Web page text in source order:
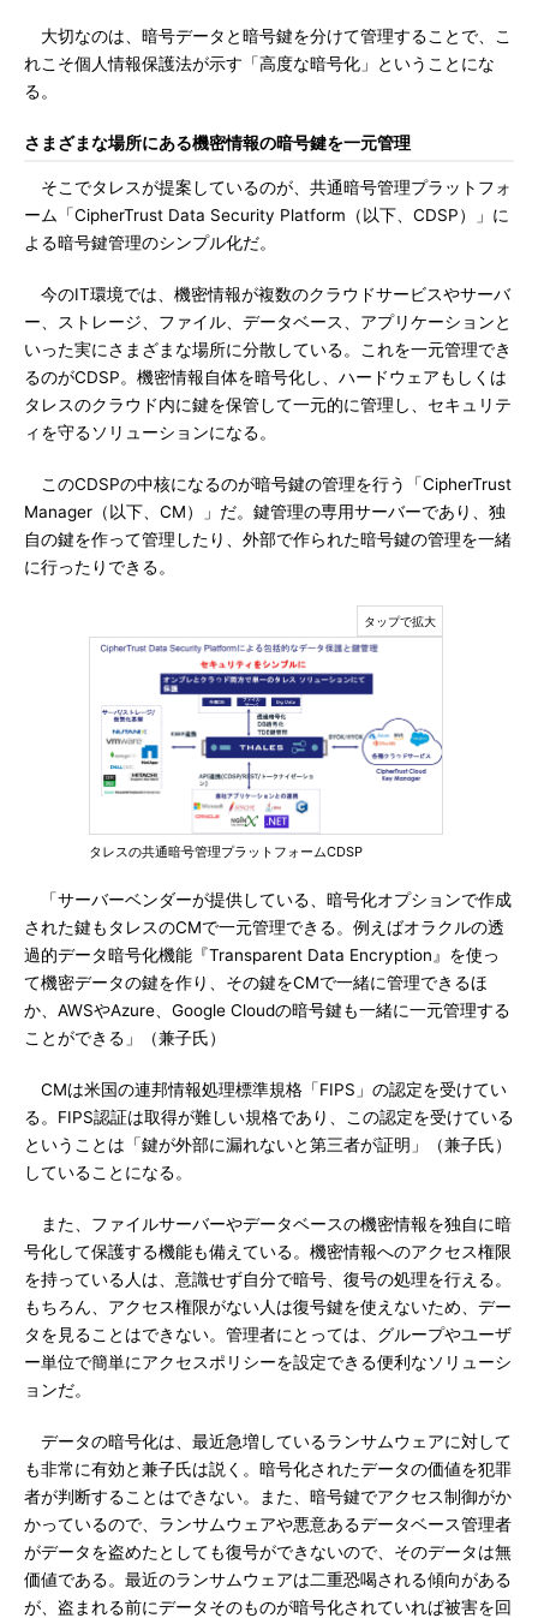
大切なのは、暗号データと暗号鍵を分けて管理することで、こ
れこそ個人情報保護法が示す「高度な暗号化」ということにな
る。
さまざまな場所にある機密情報の暗号鍵を一元管理
そこでタレスが提案しているのが、共通暗号管理プラットフォ
ーム「CipherTrust Data Security Platform（以下、CDSP）」に
よる暗号鍵管理のシンプル化だ。
今のIT環境では、機密情報が複数のクラウドサービスやサーバ
ー、ストレージ、ファイル、データベース、アプリケーションと
いった実にさまざまな場所に分散している。これを一元管理でき
るのがCDSP。機密情報自体を暗号化し、ハードウェアもしくは
タレスのクラウド内に鍵を保管して一元的に管理し、セキュリテ
ィを守るソリューションになる。
このCDSPの中核になるのが暗号鍵の管理を行う「CipherTrust
Manager（以下、CM）」だ。鍵管理の専用サーバーであり、独
自の鍵を作って管理したり、外部で作られた暗号鍵の管理を一緒
に行ったりできる。
タレスの共通暗号管理プラットフォームCDSP
「サーバーベンダーが提供している、暗号化オプションで作成
された鍵もタレスのCMで一元管理できる。例えばオラクルの透
過的データ暗号化機能『Transparent Data Encryption』を使っ
て機密データの鍵を作り、その鍵をCMで一緒に管理できるほ
か、AWSやAzure、Google Cloudの暗号鍵も一緒に一元管理する
ことができる」（兼子氏）
CMは米国の連邦情報処理標準規格「FIPS」の認定を受けてい
る。FIPS認証は取得が難しい規格であり、この認定を受けている
ということは「鍵が外部に漏れないと第三者が証明」（兼子氏）
していることになる。
また、ファイルサーバーやデータベースの機密情報を独自に暗
号化して保護する機能も備えている。機密情報へのアクセス権限
を持っている人は、意識せず自分で暗号、復号の処理を行える。
もちろん、アクセス権限がない人は復号鍵を使えないため、デー
タを見ることはできない。管理者にとっては、グループやユーザ
ー単位で簡単にアクセスポリシーを設定できる便利なソリューシ
ョンだ。
データの暗号化は、最近急増しているランサムウェアに対して
も非常に有効と兼子氏は説く。暗号化されたデータの価値を犯罪
者が判断することはできない。また、暗号鍵でアクセス制御がか
かっているので、ランサムウェアや悪意あるデータベース管理者
がデータを盗めたとしても復号ができないので、そのデータは無
価値である。最近のランサムウェアは二重恐喝される傾向がある
が、盗まれる前にデータそのものが暗号化されていれば被害を回